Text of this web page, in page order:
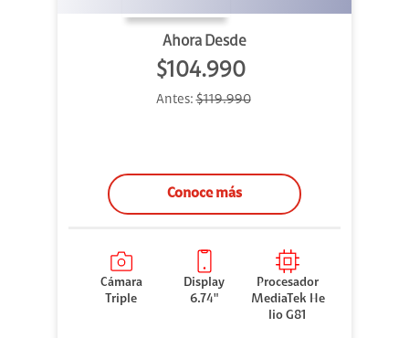
Ahora Desde
$104.990
Antes:$119.990
Conoce más
Cámara
Triple
Display
6.74"
Procesador
MediaTek He
lio G81